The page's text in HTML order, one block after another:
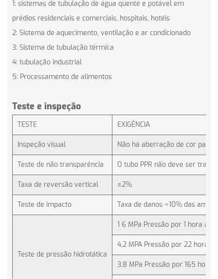
1: sistemas de tubulação de água quente e potável em
prédios residenciais e comerciais, hospitais, hotéis
2: Sistema de aquecimento, ventilação e ar condicionado
3: Sistema de tubulação térmica
4: tubulação industrial
5: Processamento de alimentos
Teste e inspeção
TESTE EXIGÊNCIA
Inspeção visual Não há aberração de cor para
Teste de não transparência O tubo PPR não deve ser
Taxa de reversão vertical ≤2%
Teste de impacto Taxa de danos <10% das
Teste de pressão hidrotática
1 6 MPa Pressão por 1 hora
4,2 MPA Pressão por 22
3,8 MPa Pressão por 165